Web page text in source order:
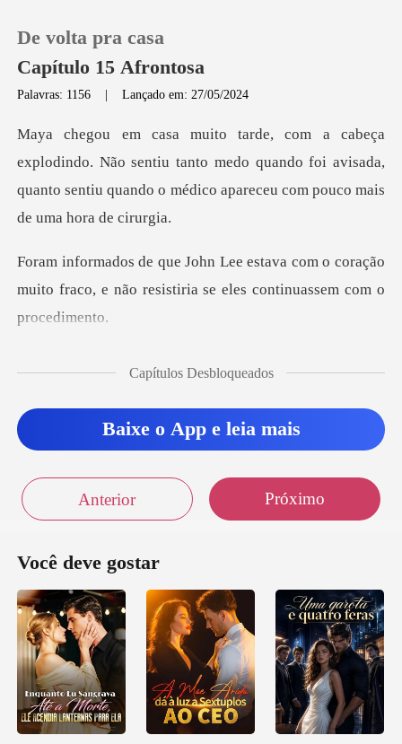
0
Sair
De volta pra casa
Capítulo 15 Afrontosa
Palavras: 1156 |Lançado em: 27/05/2024
ão sentiu tanto medo quando foi avisada,
quanto sentiu quan
om o coração
muito fraco, e não resistiri
Capítulos Desbloqueados
Baixe o App e leia mais
Anterior Próximo
Você deve gostar